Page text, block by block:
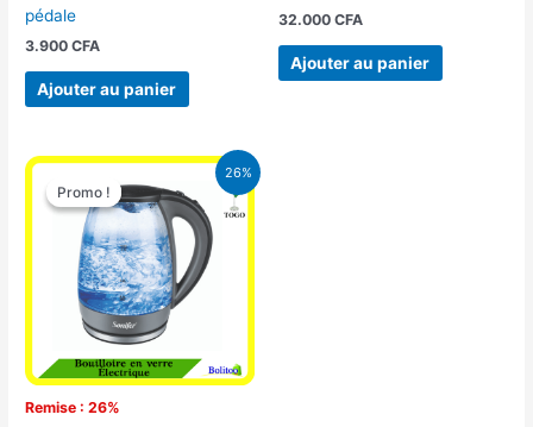
pédale
3.900CFA
Ajouter au panier
32.000 CFA
Ajouter au panier
26%
Promo !
Remise : 26%
Promo !
Le
prix
initial
16.900 CFA.
Le
prix
actuel
est :
12.500 CFA.